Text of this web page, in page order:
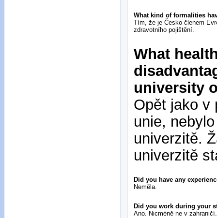
What kind of formalities
Tím, že je Česko členem
zdravotního pojištění.
What
university
Opět jako v
unie,
univerzitě.
univerzitě
Did you have any
Neměla.
Did you work during your
Ano. Nicméně ne v